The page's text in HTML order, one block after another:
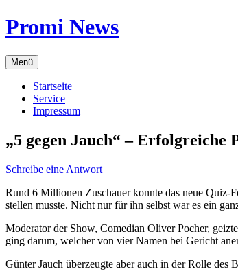
Zum
Inhalt
Promi News
Menü
Startseite
Service
Impressum
„5 gegen Jauch“ – Erfolgreiche
Schreibe eine Antwort
Rund 6 Millionen Zuschauer konnte das neue Quiz-
stellen musste. Nicht nur für ihn selbst war es ein
Moderator der Show, Comedian Oliver Pocher,
ging darum, welcher von vier Namen bei Gericht
Günter Jauch überzeugte aber auch in der Rolle